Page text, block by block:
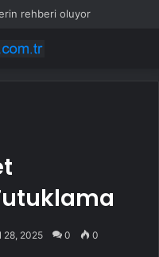
rehberi oluyor
28, 2025 0 0